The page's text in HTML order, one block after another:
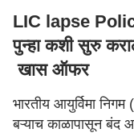
LIC lapse
पुन्हा कशी सुरु
खास ऑफर
भारतीय आयुर्विमा
बऱ्याच काळापासून बंद